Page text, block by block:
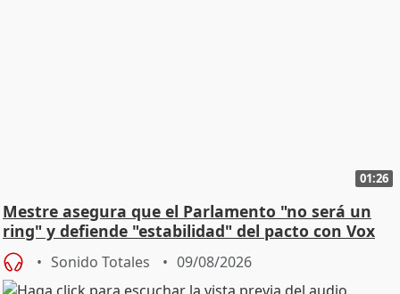
01:26
Mestre asegura que el Parlamento "no será un
ring" y defiende "estabilidad" del pacto con Vox
Sonido Totales 09/08/2026